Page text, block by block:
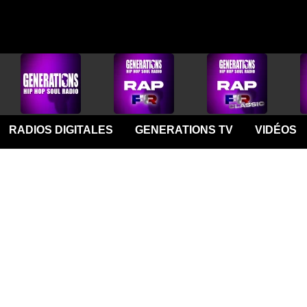
RADIOS DIGITALES GENERATIONS TV VIDÉOS